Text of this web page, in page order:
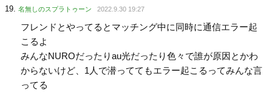
名無しのスプラトゥーン 2022.9.30 19:27
フレンドとやってるとマッチング中に同時に通信エラー起
こるよ
みんなNUROだったりau光だったり色々で誰が原因とかわ
からないけど、1人で潜っててもエラー起こるってみんな言
ってる